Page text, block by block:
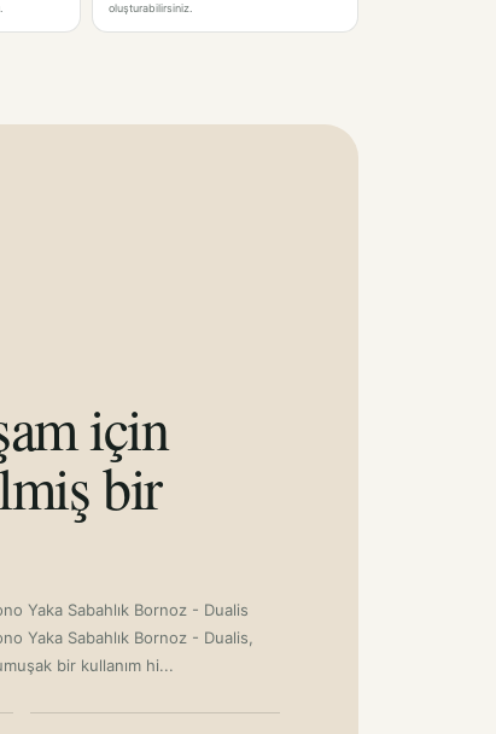
oluşturabilirsiniz.
için
bir
Yaka Sabahlık Bornoz - Dualis
Yaka Sabahlık Bornoz - Dualis,
bir kullanım hi...